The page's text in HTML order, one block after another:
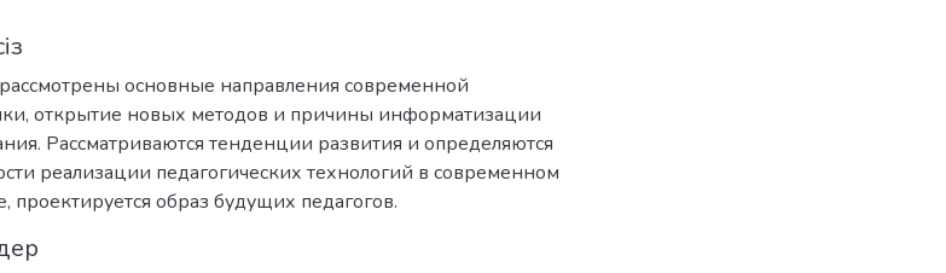
рассмотрены основные направления современной
открытие новых методов и причины информатизации
Рассматриваются тенденции развития и определяются
реализации педагогических технологий в современном
проектируется образ будущих педагогов.